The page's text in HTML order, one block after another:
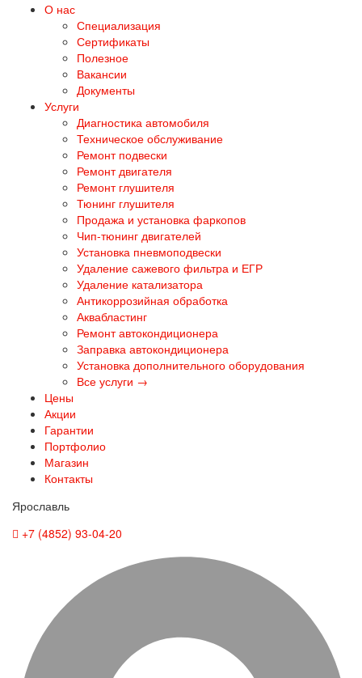
О нас
Специализация
Сертификаты
Полезное
Вакансии
Документы
Услуги
Диагностика автомобиля
Техническое обслуживание
Ремонт подвески
Ремонт двигателя
Ремонт глушителя
Тюнинг глушителя
Продажа и установка фаркопов
Чип-тюнинг двигателей
Установка пневмоподвески
Удаление сажевого фильтра и ЕГР
Удаление катализатора
Антикоррозийная обработка
Аквабластинг
Ремонт автокондиционера
Заправка автокондиционера
Установка дополнительного оборудования
Все услуги →
Цены
Акции
Гарантии
Портфолио
Магазин
Контакты
Ярославль
+7 (4852) 93-04-20